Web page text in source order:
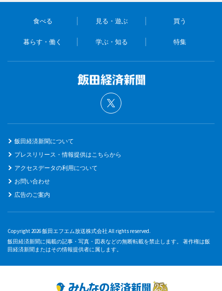
食べる 見る・遊ぶ 買う
暮らす・働く 学ぶ・知る 特集
飯田経済新聞について
プレスリリース・情報提供はこちらから
アクセスデータの利用について
お問い合わせ
広告のご案内
Copyright 2026 飯田エフエム放送株式会社 All rights reserved.
飯田経済新聞に掲載の記事・写真・図表などの無断転載を禁止します。 著作権は飯
田経済新聞またはその情報提供者に属します。